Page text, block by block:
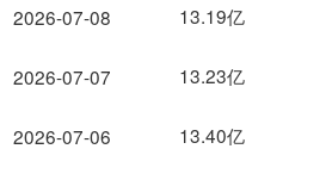
2026-07-08
2026-07-07
2026-07-06
13.19亿
13.23亿
13.40亿